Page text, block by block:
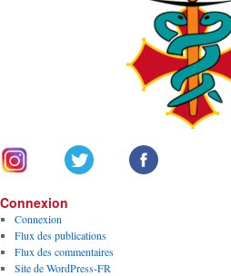
Connexion
Connexion
Flux des publications
Flux des commentaires
Site de WordPress-FR